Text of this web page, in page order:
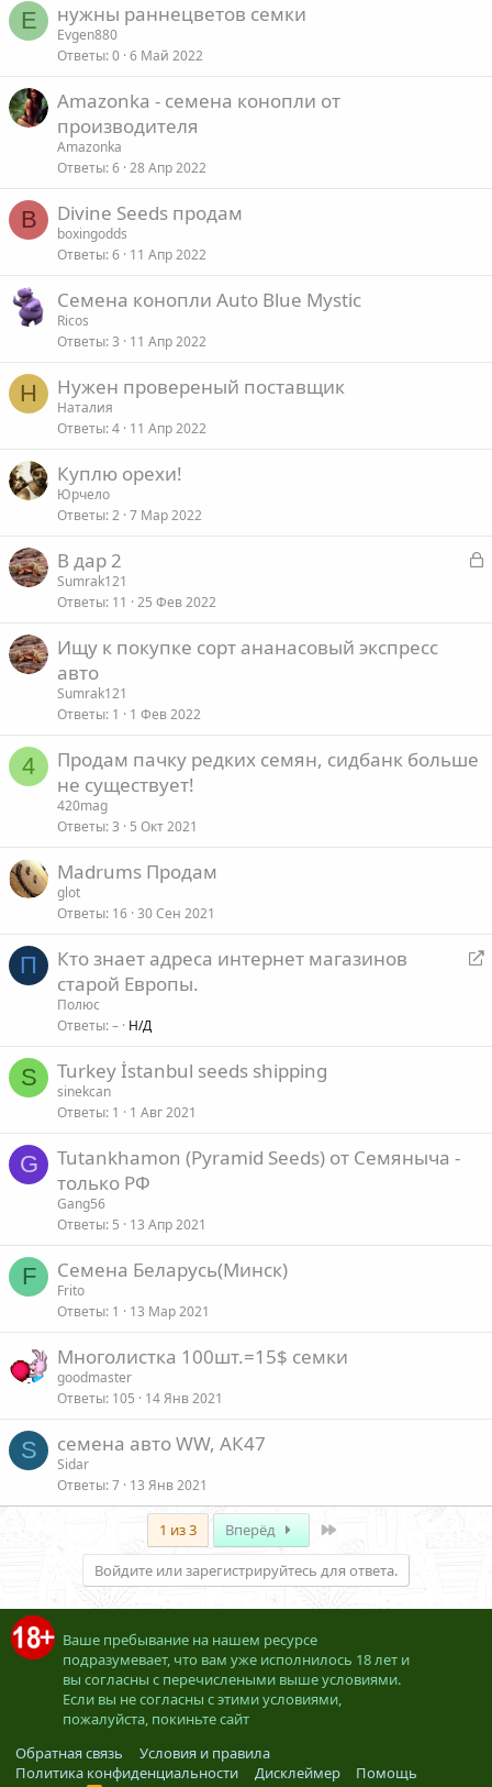
E нужны раннецветов семки
Evgen880
Ответы 0 6 Май 2022
Amazonka - семена конопли от
производителя
Amazonka
Ответы 6 28 Апр 2022
B Divine Seeds продам
boxingodds
Ответы 6 11 Апр 2022
Семена конопли Auto Blue Mystic
Ricos
Ответы 3 11 Апр 2022
Н Нужен провереный поставщик
Наталия
Ответы 4 11 Апр 2022
Куплю орехи!
Юрчело
Ответы 2 7 Мар 2022
З
В дар 2
Sumrak121
Ответы 11 25 Фев 2022
Ищу к покупке сорт ананасовый экспресс
авто
Sumrak121
Ответы 1 1 Фев 2022
4
Продам пачку редких семян, сидбанк больше
не существует!
420mag
Ответы 3 5 Окт 2021
Madrums Продам
glot
Ответы 16 30 Сен 2021
П
Кто знает адреса интернет магазинов
старой Европы.
Полюс
Ответы – Н/Д
S Turkey İstanbul seeds shipping
sinekcan
Ответы 1 1 Авг 2021
G
Tutankhamon (Pyramid Seeds) от Семяныча -
только РФ
Gang56
Ответы 5 13 Апр 2021
F Семена Беларусь(Минск)
Frito
Ответы 1 13 Мар 2021
Многолистка 100шт.=15$ семки
goodmaster
Ответы 105 14 Янв 2021
S семена авто WW, АК47
Sidar
Ответы 7 13 Янв 2021
1 из 3 Вперёд
Войдите или зарегистрируйтесь для ответа.
Ваше пребывание на нашем ресурсе
подразумевает, что вам уже исполнилось 18 лет и
вы согласны с перечислеными выше условиями.
Если вы не согласны с этими условиями,
пожалуйста, покиньте сайт
Обратная связь
Условия и правила
Политика конфиденциальности
Дисклеймер
Помощь